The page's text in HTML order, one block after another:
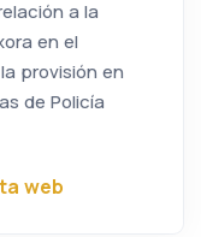
a la
en el
provisión en
de Policía
web